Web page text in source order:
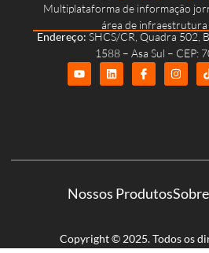
Multiplataforma de informação
área de infraestrutura
Endereço: SHCS/CR, Quadra 502,
1588 – Asa Sul – CEP:
Nossos Produtos
Copyright © 2025. Todos os